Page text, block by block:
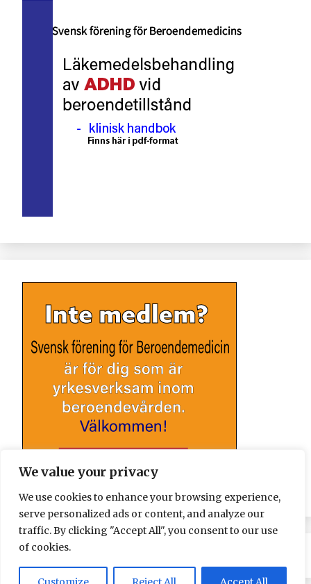
We value your privacy
We use cookies to enhance your browsing experience,
serve personalized ads or content, and analyze our
traffic. By clicking "Accept All", you consent to our use
of cookies.